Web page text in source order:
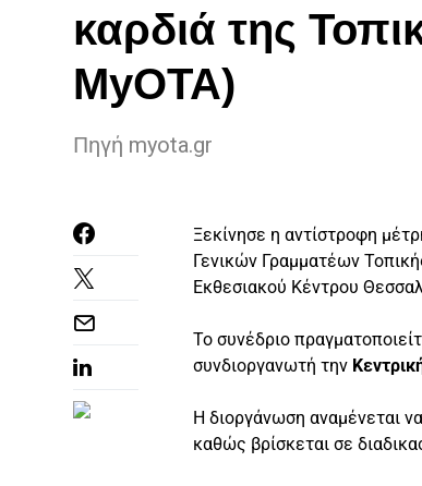
καρδιά της
MyOTA)
Πηγή myota.gr
Ξεκίνησε η αντίστροφη
Γενικών Γραμματέων
Εκθεσιακού Κέντρου
Το συνέδριο
συνδιοργανωτή την
Η διοργάνωση αναμένεται
καθώς βρίσκεται σε